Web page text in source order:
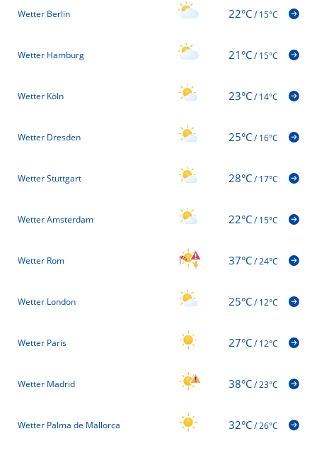
Wetter Berlin 22°C/15°C
Wetter Hamburg 21°C/15°C
Wetter Köln 23°C/14°C
Wetter Dresden 25°C/16°C
Wetter Stuttgart 28°C/17°C
Wetter Amsterdam 22°C/15°C
Wetter Rom 37°C/24°C
Wetter London 25°C/12°C
Wetter Paris 27°C/12°C
Wetter Madrid 38°C/23°C
Wetter Palma de Mallorca 32°C/26°C